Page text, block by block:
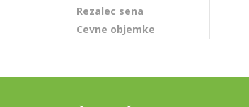
Rezalec sena
Cevne objemke